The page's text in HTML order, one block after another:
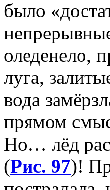
было
оледенело,
луга,
вода
прямом
Но… лёд
(Рис. 97)!